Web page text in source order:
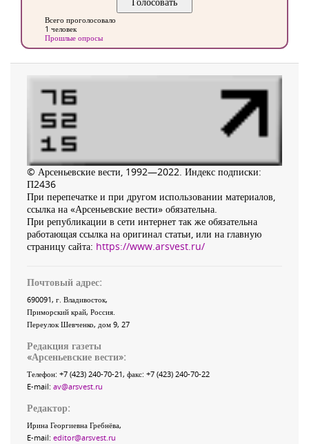
Всего проголосовало
1 человек
Прошлые опросы
© Арсеньевские вести, 1992—2022. Индекс подписки:
П2436
При перепечатке и при другом использовании материалов,
ссылка на «Арсеньевские вести» обязательна.
При републикации в сети интернет так же обязательна
работающая ссылка на оригинал статьи, или на главную
страницу сайта: https://www.arsvest.ru/
Почтовый адрес:
690091, г. Владивосток,
Приморский край, Россия
Переулок Шевченко, дом 9, 27
Редакция газеты
«Арсеньевские вести»:
Телефон: +7 (423) 240-70-21, факс: +7 (423) 240-70-22
E-mail: av@arsvest.ru
Редактор:
Ирина Георгиевна Гребнёва,
E-mail: editor@arsvest.ru